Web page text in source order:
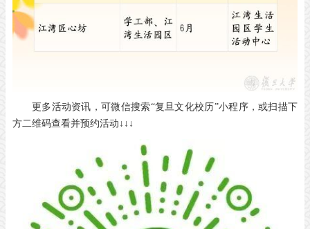
更多活动资讯，可微信搜索“复旦文化校历”小程序，或扫描下
方二维码查看并预约活动↓↓↓